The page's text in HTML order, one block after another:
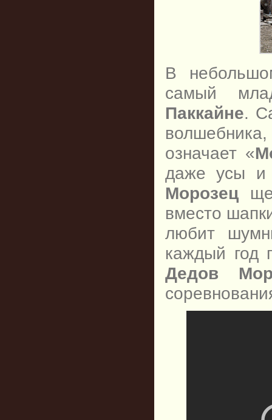
В
самый
Паккайне.
означает «
даже усы
Морозец
вместо
любит
каждый год
Дедов